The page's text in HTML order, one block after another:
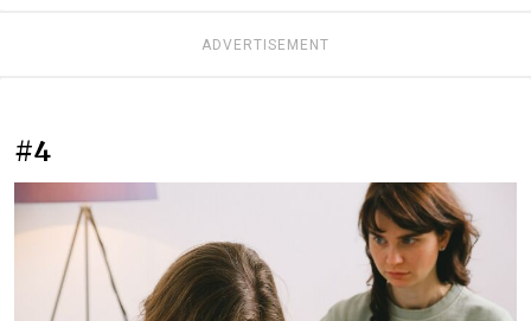
ADVERTISEMENT
#4